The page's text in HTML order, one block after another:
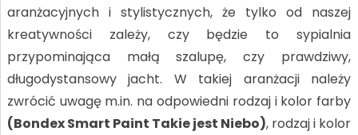
aranżacyjnych i stylistycznych, że tylko od naszej
kreatywności zależy, czy będzie to sypialnia
przypominająca małą szalupę, czy prawdziwy,
długodystansowy jacht. W takiej aranżacji należy
zwrócić uwagę m.in. na odpowiedni rodzaj i kolor farby
(Bondex Smart Paint Takie jest Niebo), rodzaj i kolor